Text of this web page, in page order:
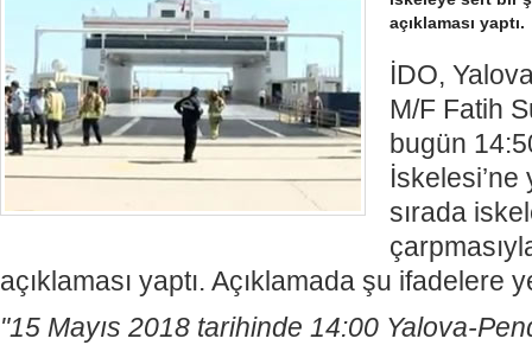
açıklaması yaptı.
İDO,
M/F Fatih
bugün
İskelesi’ne
sırada
açıklaması yaptı. Açıklamada şu ifadelere
"15 Mayıs 2018 tarihinde 14:00 Yalova-